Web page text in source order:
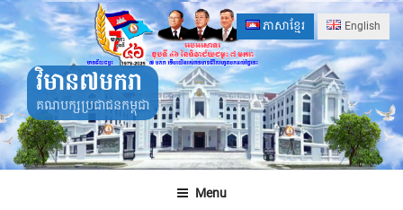
Skip
to
content
ភាសាខ្មែរ English
វិមាន៧មករា
គណបក្សប្រជាជនកម្ពុជា
Menu